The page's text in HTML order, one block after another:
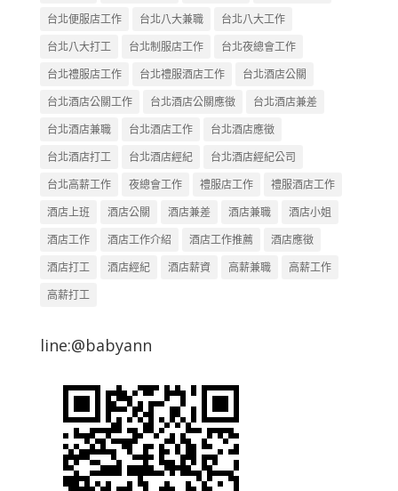
台北便服店工作
台北八大兼職
台北八大工作
台北八大打工
台北制服店工作
台北夜總會工作
台北禮服店工作
台北禮服酒店工作
台北酒店公關
台北酒店公關工作
台北酒店公關應徵
台北酒店兼差
台北酒店兼職
台北酒店工作
台北酒店應徵
台北酒店打工
台北酒店經紀
台北酒店經紀公司
台北高薪工作
夜總會工作 禮服店工作
禮服酒店工作
酒店上班
酒店公關 酒店兼差 酒店兼職
酒店小姐
酒店工作
酒店工作介紹 酒店工作推薦
酒店應徵
酒店打工
酒店經紀 酒店薪資 高薪兼職
高薪工作
高薪打工
line:@babyann